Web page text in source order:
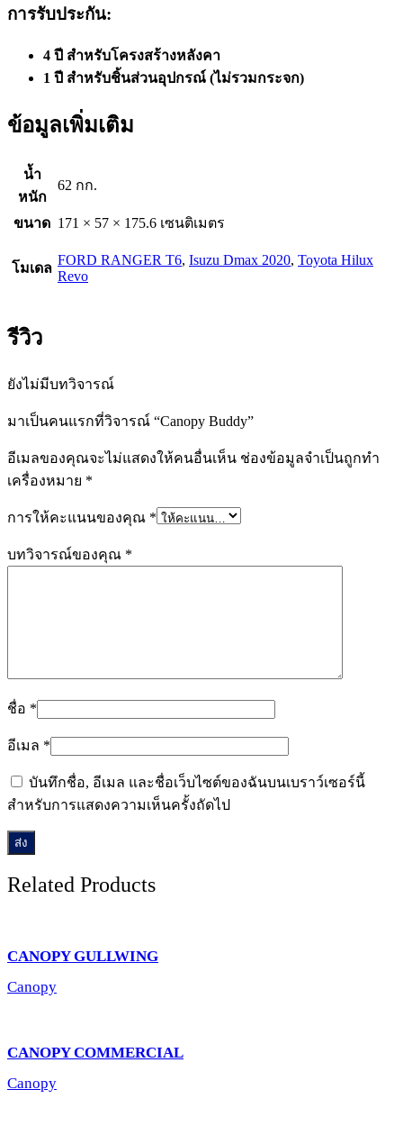
การรับประกัน:
4 ปี สำหรับโครงสร้างหลังคา
1 ปี สำหรับชิ้นส่วนอุปกรณ์ (ไม่รวมกระจก)
ข้อมูลเพิ่มเติม
น้ำ
หนัก
62 กก.
ขนาด 171 × 57 × 175.6 เซนติเมตร
โมเดล
FORD RANGER T6, Isuzu Dmax 2020, Toyota Hilux
Revo
รีวิว
ยังไม่มีบทวิจารณ์
มาเป็นคนแรกที่วิจารณ์ “Canopy Buddy”
อีเมลของคุณจะไม่แสดงให้คนอื่นเห็น ช่องข้อมูลจำเป็นถูกทำ
เครื่องหมาย *
การให้คะแนนของคุณ *
บทวิจารณ์ของคุณ *
ชื่อ *
อีเมล *
บันทึกชื่อ, อีเมล และชื่อเว็บไซต์ของฉันบนเบราว์เซอร์นี้
สำหรับการแสดงความเห็นครั้งถัดไป
Related Products
CANOPY GULLWING
Canopy
CANOPY COMMERCIAL
Canopy